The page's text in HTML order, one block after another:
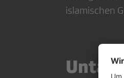
islamischen